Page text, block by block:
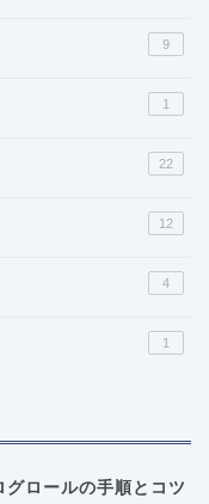
9
1
22
12
4
1
グロールの手順とコツ